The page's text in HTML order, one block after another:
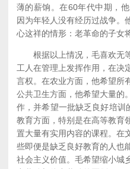
薄的薪饷。在60年代中期，
因为年轻人没有经历过战争。
心这祥的情形：老革命的子女
根据以上情况，毛喜欢无
工人在管理上发挥作用，在决
言权。在农业方面，他希望所
公共卫生方面，他希望大量的
作，并希望一批缺乏良好培训
教育方面，特别是在高等教育
置大量有实用内容的课程。在
些即便是缺乏良好教育的人也
社会主义价值。毛希望缩小城